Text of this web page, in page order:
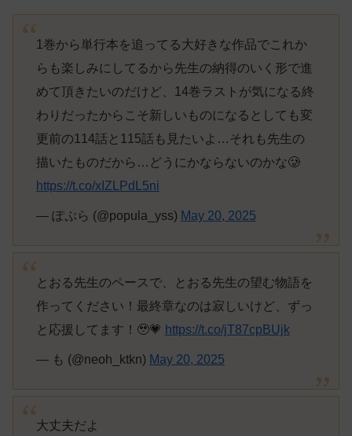
1巻から単行本を追ってる大好きな作品でこれか
らも楽しみにしてるから先生の納得のいく形で進
めて頂きたいのだけど、14巻ラストが気になる終
わりだったからこそ新しいものになるとしても変
更前の114話と115話も見たいよ…それも先生の
描いたものだから…どうにかならないのかな🥲
https://t.co/xIZLPdL5ni
— ぽぷら (@popula_yss) May 20, 2025
とおる先生のペースで、とおる先生の望む物語を
作ってください！最終章なのは寂しいけど、ずっ
と応援してます！🥹💗 https://t.co/jT87cpBUjk
— も (@neoh_ktkn) May 20, 2025
大丈夫だよ